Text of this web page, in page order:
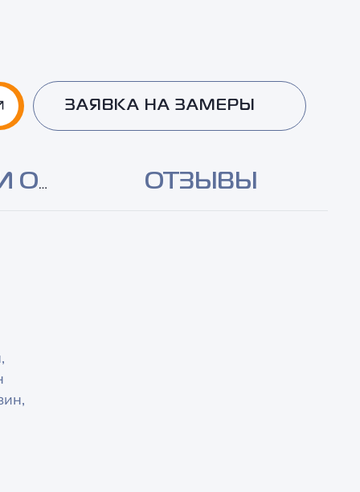
ЗАЯВКА НА ЗАМЕРЫ
ОПЛАТА ОТЗЫВЫ